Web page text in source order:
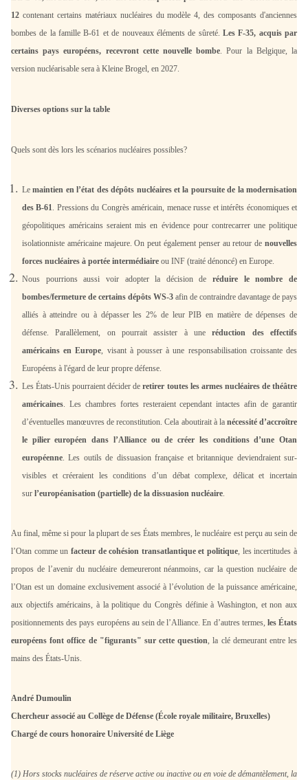
12 contenant certains matériaux nucléaires du modèle 4, des composants d'anciennes
bombes de la famille B-61 et de nouveaux éléments de sûreté. Les F-35, acquis par
certains pays européens, recevront cette nouvelle bombe. Pour la Belgique, la
version nucléarisable sera à Kleine Brogel, en 2027.
Diverses options sur la table
Quels sont dès lors les scénarios nucléaires possibles?
Lemaintien en l’état des dépôts nucléaires et la poursuite de la modernisation
des B-61. Pressions du Congrès américain, menace russe et intérêts économiques et
géopolitiques américains seraient mis en évidence pour contrecarrer une politique
isolationniste américaine majeure. On peut également penser au retour de nouvelles
forces nucléaires à portée intermédiaire ou INF (traité dénoncé) en Europe.
Nous pourrions aussi voir adopter la décision deréduire le nombre de
bombes/fermeture de certains dépôts WS-3 afin de contraindre davantage de pays
alliés à atteindre ou à dépasser les 2% de leur PIB en matière de dépenses de
défense. Parallèlement, on pourrait assister à une réduction des effectifs
américains en Europe, visant à pousser à une responsabilisation croissante des
Européens à l'égard de leur propre défense.
Les États-Unis pourraient décider de retirer toutes les armes nucléaires de théâtre
américaines. Les chambres fortes resteraient cependant intactes afin de garantir
d’éventuelles manœuvres de reconstitution. Cela aboutirait à la nécessité d’accroître
le pilier européen dans l’Alliance ou de créer les conditions d’une Otan
européenne. Les outils de dissuasion française et britannique deviendraient sur-
visibles et créeraient les conditions d’un débat complexe, délicat et incertain
sur l’européanisation (partielle) de la dissuasion nucléaire.
Au final, même si pour la plupart de ses États membres, le nucléaire est perçu au sein de
l’Otan comme un facteur de cohésion transatlantique et politique, les incertitudes à
propos de l’avenir du nucléaire demeureront néanmoins, car la question nucléaire de
l’Otan est un domaine exclusivement associé à l’évolution de la puissance américaine,
aux objectifs américains, à la politique du Congrès définie à Washington, et non aux
positionnements des pays européens au sein de l’Alliance. En d’autres termes, les États
européens font office de "figurants" sur cette question, la clé demeurant entre les
mains des États-Unis.
André Dumoulin
Chercheur associé au Collège de Défense (École royale militaire, Bruxelles)
Chargé de cours honoraire Université de Liège
(1) Hors stocks nucléaires de réserve active ou inactive ou en voie de démantèlement, la